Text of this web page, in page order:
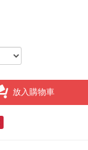
放入購物車